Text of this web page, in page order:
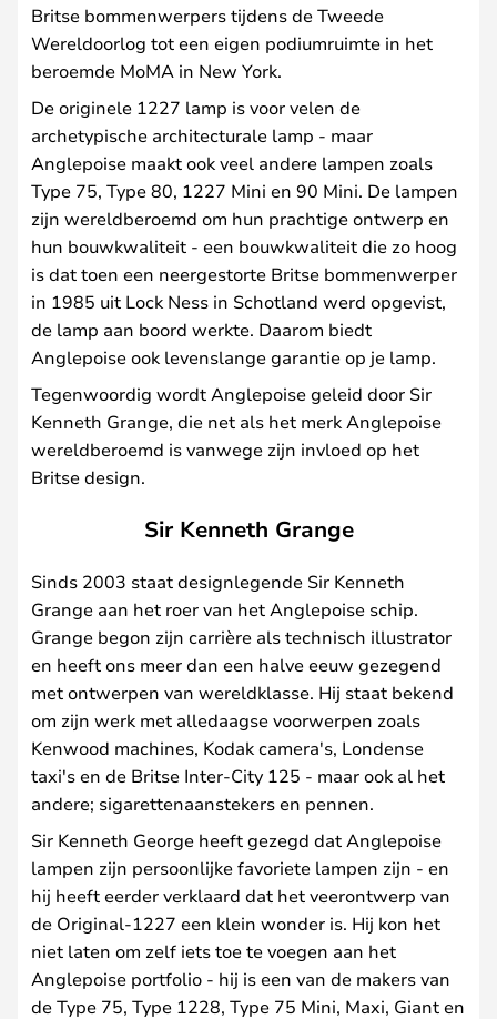
Britse bommenwerpers tijdens de Tweede
Wereldoorlog tot een eigen podiumruimte in het
beroemde MoMA in New York.
De originele 1227 lamp is voor velen de
archetypische architecturale lamp - maar
Anglepoise maakt ook veel andere lampen zoals
Type 75, Type 80, 1227 Mini en 90 Mini. De lampen
zijn wereldberoemd om hun prachtige ontwerp en
hun bouwkwaliteit - een bouwkwaliteit die zo hoog
is dat toen een neergestorte Britse bommenwerper
in 1985 uit Lock Ness in Schotland werd opgevist,
de lamp aan boord werkte. Daarom biedt
Anglepoise ook levenslange garantie op je lamp.
Tegenwoordig wordt Anglepoise geleid door Sir
Kenneth Grange, die net als het merk Anglepoise
wereldberoemd is vanwege zijn invloed op het
Britse design.
Sir Kenneth Grange
Sinds 2003 staat designlegende Sir Kenneth
Grange aan het roer van het Anglepoise schip.
Grange begon zijn carrière als technisch illustrator
en heeft ons meer dan een halve eeuw gezegend
met ontwerpen van wereldklasse. Hij staat bekend
om zijn werk met alledaagse voorwerpen zoals
Kenwood machines, Kodak camera's, Londense
taxi's en de Britse Inter-City 125 - maar ook al het
andere; sigarettenaanstekers en pennen.
Sir Kenneth George heeft gezegd dat Anglepoise
lampen zijn persoonlijke favoriete lampen zijn - en
hij heeft eerder verklaard dat het veerontwerp van
de Original-1227 een klein wonder is. Hij kon het
niet laten om zelf iets toe te voegen aan het
Anglepoise portfolio - hij is een van de makers van
de Type 75, Type 1228, Type 75 Mini, Maxi, Giant en